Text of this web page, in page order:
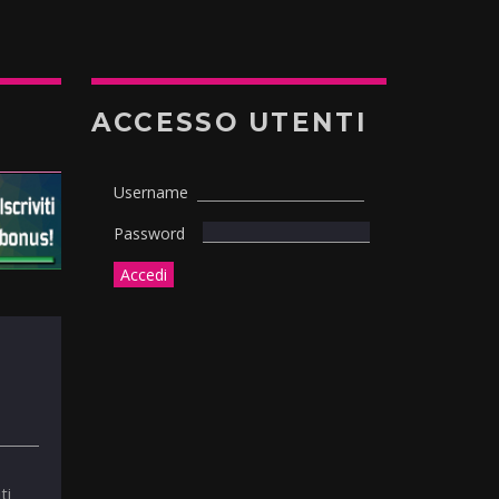
ACCESSO UTENTI
Username
Password